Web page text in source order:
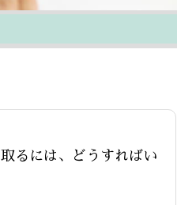
るには、どうすればい